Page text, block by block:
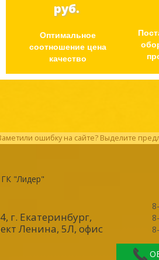
руб.
Оптимальное
соотношение цена
качество
ошибку на сайте? Выделите
ГК "Лидер"
г. Екатеринбург,
Ленина, 5Л, офис